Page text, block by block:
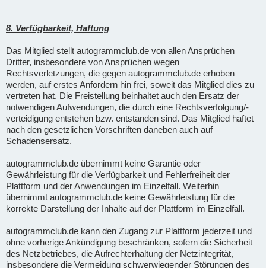
8. Verfügbarkeit, Haftung
Das Mitglied stellt autogrammclub.de von allen Ansprüchen
Dritter, insbesondere von Ansprüchen wegen
Rechtsverletzungen, die gegen autogrammclub.de erhoben
werden, auf erstes Anfordern hin frei, soweit das Mitglied dies zu
vertreten hat. Die Freistellung beinhaltet auch den Ersatz der
notwendigen Aufwendungen, die durch eine Rechtsverfolgung/-
verteidigung entstehen bzw. entstanden sind. Das Mitglied haftet
nach den gesetzlichen Vorschriften daneben auch auf
Schadensersatz.
autogrammclub.de übernimmt keine Garantie oder
Gewährleistung für die Verfügbarkeit und Fehlerfreiheit der
Plattform und der Anwendungen im Einzelfall. Weiterhin
übernimmt autogrammclub.de keine Gewährleistung für die
korrekte Darstellung der Inhalte auf der Plattform im Einzelfall.
autogrammclub.de kann den Zugang zur Plattform jederzeit und
ohne vorherige Ankündigung beschränken, sofern die Sicherheit
des Netzbetriebes, die Aufrechterhaltung der Netzintegrität,
insbesondere die Vermeidung schwerwiegender Störungen des